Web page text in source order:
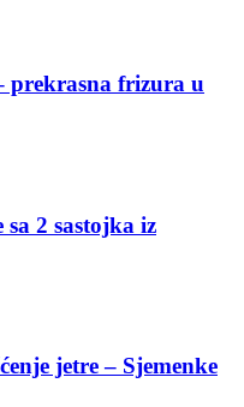
prekrasna frizura u
2 sastojka iz
jetre – Sjemenke